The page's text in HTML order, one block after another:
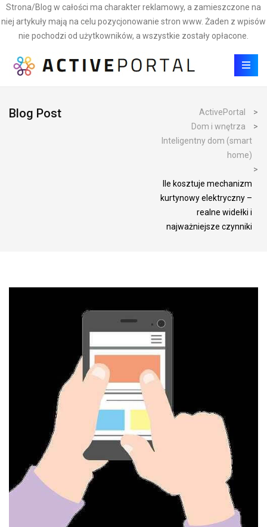
Strona/Blog w całości ma charakter reklamowy, a zamieszczone na
niej artykuły mają na celu pozycjonowanie stron www. Żaden z wpisów
nie pochodzi od użytkowników, a wszystkie zostały opłacone.
Blog Post ActivePortal
>
Dom i wnętrza
>
Inteligentny dom (smart
home)
>
Ile kosztuje mechanizm
kurtynowy elektryczny –
realne widełki i
najważniejsze czynniki